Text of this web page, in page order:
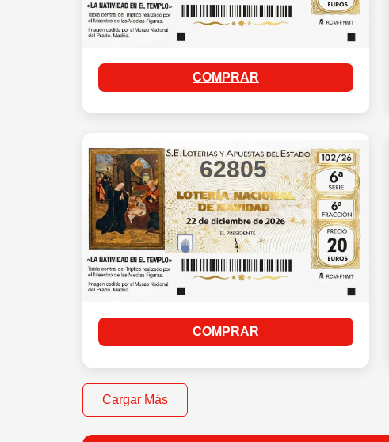
COMPRAR
62805
COMPRAR
Cargar Más